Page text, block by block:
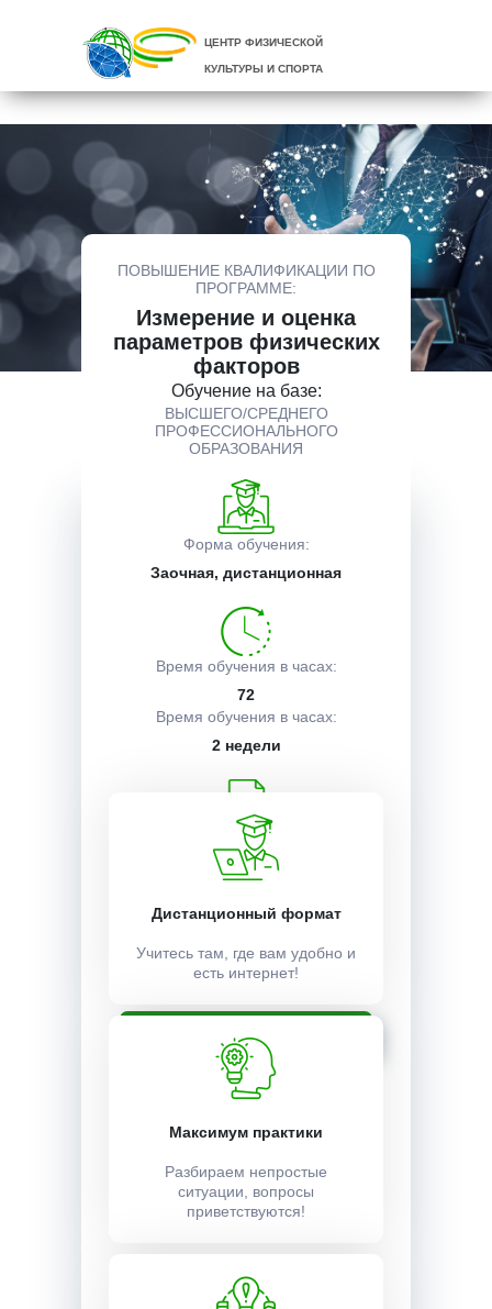
ЦЕНТР ФИЗИЧЕСКОЙ
КУЛЬТУРЫ И СПОРТА
ПОВЫШЕНИЕ КВАЛИФИКАЦИИ ПО
ПРОГРАММЕ:
Измерение и оценка
параметров физических
факторов
Обучение на базе:
ВЫСШЕГО/СРЕДНЕГО
ПРОФЕССИОНАЛЬНОГО
ОБРАЗОВАНИЯ
Форма обучения:
Заочная, дистанционная
Время обучения в часах:
72
Время обучения в часах:
2 недели
Учебный план:
Получить
Стоимость:
3500 ₽
Описание курса
Получаемые документы
Условия поступления
Дистанционный формат
Учитесь там, где вам удобно и
есть интернет!
Максимум практики
Разбираем непростые
ситуации, вопросы
приветствуются!